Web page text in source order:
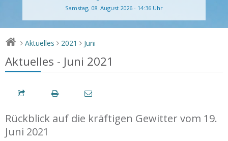
Samstag, 08. August 2026 - 14:36 Uhr
> Aktuelles > 2021 > Juni
Aktuelles - Juni 2021
Rückblick auf die kräftigen Gewitter vom 19.
Juni 2021